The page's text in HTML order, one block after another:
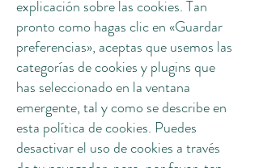
explicación sobre las cookies. Tan
pronto como hagas clic en «Guardar
preferencias», aceptas que usemos las
categorías de cookies y plugins que
has seleccionado en la ventana
emergente, tal y como se describe en
esta política de cookies. Puedes
desactivar el uso de cookies a través